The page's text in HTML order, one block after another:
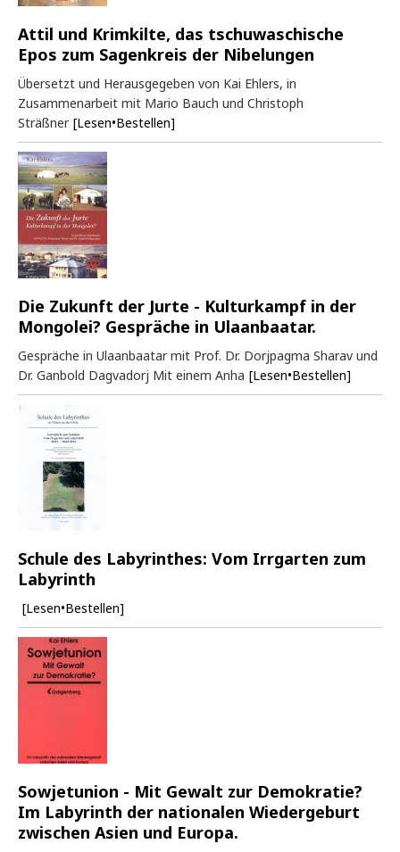
Attil und Krimkilte, das tschuwaschische
Epos zum Sagenkreis der Nibelungen
Übersetzt und Herausgegeben von Kai Ehlers, in
Zusammenarbeit mit Mario Bauch und Christoph
Sträßner [Lesen•Bestellen]
Die Zukunft der Jurte - Kulturkampf in der
Mongolei? Gespräche in Ulaanbaatar.
Gespräche in Ulaanbaatar mit Prof. Dr. Dorjpagma Sharav und
Dr. Ganbold Dagvadorj Mit einem Anha [Lesen•Bestellen]
Schule des Labyrinthes: Vom Irrgarten zum
Labyrinth
[Lesen•Bestellen]
Sowjetunion - Mit Gewalt zur Demokratie?
Im Labyrinth der nationalen Wiedergeburt
zwischen Asien und Europa.